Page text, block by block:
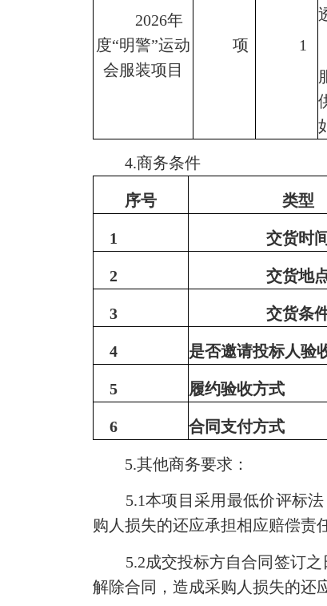
2026年
度“明警”运动
会服装项目
项 1
4.商务条件
序号 类型
1 交货时间
2 交货地
3 交货条
4 是否邀请投标人验
5 履约验收方式
6 合同支付方式
5.其他商务要求：
5.1本项目采用最低价评标
购人损失的还应承担相应赔偿责
5.2成交投标方自合同签订
解除合同，造成采购人损失的还